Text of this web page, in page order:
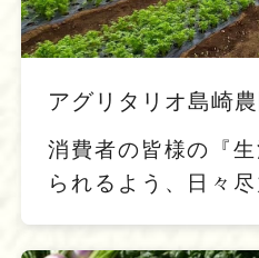
アグリタリオ島崎農
消費者の皆様の『
られるよう、日々